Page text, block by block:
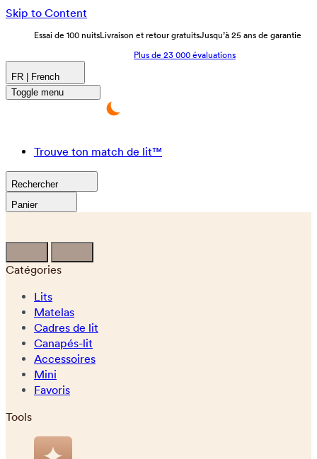
Skip to Content
Essai de 100 nuitsLivraison et retour gratuitsJusqu’à 25 ans de garantie
Plus de 23 000 évaluations
FR | French
Toggle menu
Trouve ton match de lit™
Rechercher
Panier
Catégories
Lits
Matelas
Cadres de lit
Canapés-lit
Accessoires
Mini
Favoris
Tools